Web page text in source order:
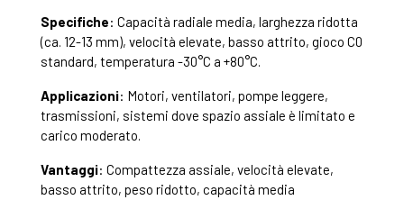
Specifiche: Capacità radiale media, larghezza ridotta
(ca. 12-13 mm), velocità elevate, basso attrito, gioco C0
standard, temperatura -30°C a +80°C.
Applicazioni: Motori, ventilatori, pompe leggere,
trasmissioni, sistemi dove spazio assiale è limitato e
carico moderato.
Vantaggi: Compattezza assiale, velocità elevate,
basso attrito, peso ridotto, capacità media